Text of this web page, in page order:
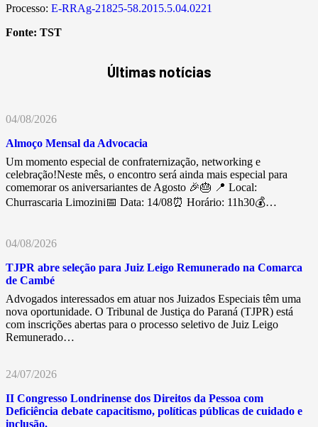
Processo: E-RRAg-21825-58.2015.5.04.0221
Fonte: TST
Últimas notícias
04/08/2026
Almoço Mensal da Advocacia
Um momento especial de confraternização, networking e
celebração!Neste mês, o encontro será ainda mais especial para
comemorar os aniversariantes de Agosto 🎉🎂 📍 Local:
Churrascaria Limozini📅 Data: 14/08⏰ Horário: 11h30💰…
04/08/2026
TJPR abre seleção para Juiz Leigo Remunerado na Comarca
de Cambé
Advogados interessados em atuar nos Juizados Especiais têm uma
nova oportunidade. O Tribunal de Justiça do Paraná (TJPR) está
com inscrições abertas para o processo seletivo de Juiz Leigo
Remunerado…
24/07/2026
II Congresso Londrinense dos Direitos da Pessoa com
Deficiência debate capacitismo, políticas públicas de cuidado e
inclusão.